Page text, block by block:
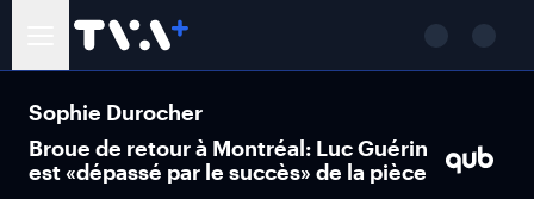
Sophie Durocher
Broue de retour à Montréal: Luc Guérin
est «dépassé par le succès» de la pièce